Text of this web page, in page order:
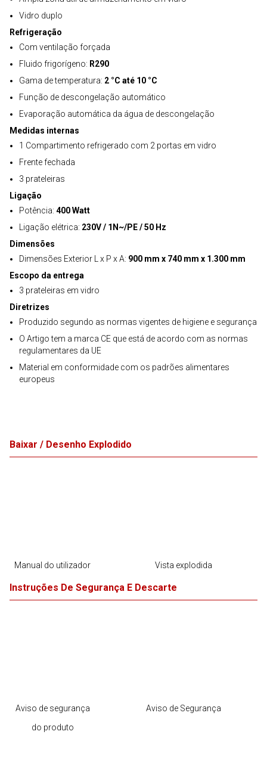
Vidro duplo
Refrigeração
Com ventilação forçada
Fluido frigorígeno: R290
Gama de temperatura: 2 °C até 10 °C
Função de descongelação automático
Evaporação automática da água de descongelação
Medidas internas
1 Compartimento refrigerado com 2 portas em vidro
Frente fechada
3 prateleiras
Ligação
Potência: 400 Watt
Ligação elétrica: 230V / 1N~/PE / 50 Hz
Dimensões
Dimensões Exterior L x P x A: 900 mm x 740 mm x 1.300 mm
Escopo da entrega
3 prateleiras em vidro
Diretrizes
Produzido segundo as normas vigentes de higiene e segurança
O Artigo tem a marca CE que está de acordo com as normas
regulamentares da UE
Material em conformidade com os padrões alimentares
europeus
Baixar / Desenho Explodido
Manual do utilizador Vista explodida
Instruções De Segurança E Descarte
Aviso de segurança
do produto
Aviso de Segurança